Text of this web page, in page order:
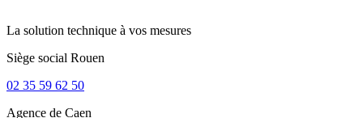
La solution technique à vos mesures
Siège social Rouen
02 35 59 62 50
Agence de Caen